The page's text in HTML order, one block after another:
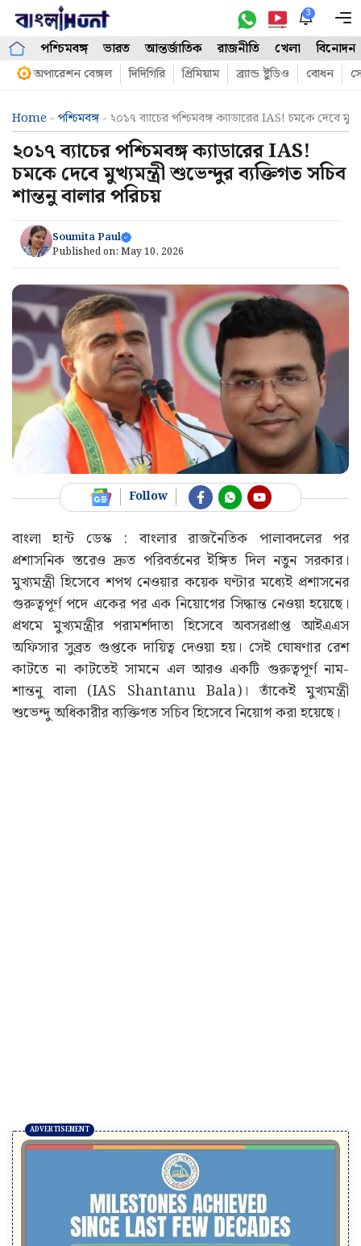
Skip
content
3
পশ্চিমবঙ্গ ভারত আন্তর্জাতিক রাজনীতি খেলা বিনোদন
অপারেশন বেঙ্গল দিদিগিরি প্রিমিয়াম ব্র্যান্ড ষ্টুডিও বোধন
Home - পশ্চিমবঙ্গ- ২০১৭ ব্যাচের পশ্চিমবঙ্গ ক্যাডারের IAS! চমকে দেবে
২০১৭ ব্যাচের পশ্চিমবঙ্গ ক্যাডারের IAS!
চমকে দেবে মুখ্যমন্ত্রী শুভেন্দুর ব্যক্তিগত সচিব
শান্তনু বালার পরিচয়
Soumita Paul
Published on: May 10, 2026
Follow
বাংলা হান্ট ডেস্ক : বাংলার রাজনৈতিক পালাবদলের পর
প্রশাসনিক স্তরেও দ্রুত পরিবর্তনের ইঙ্গিত দিল নতুন সরকার।
মুখ্যমন্ত্রী হিসেবে শপথ নেওয়ার কয়েক ঘণ্টার মধ্যেই প্রশাসনের
গুরুত্বপূর্ণ পদে একের পর এক নিয়োগের সিদ্ধান্ত নেওয়া হয়েছে।
প্রথমে মুখ্যমন্ত্রীর পরামর্শদাতা হিসেবে অবসরপ্রাপ্ত আইএএস
অফিসার সুব্রত গুপ্তকে দায়িত্ব দেওয়া হয়। সেই ঘোষণার রেশ
কাটতে না কাটতেই সামনে এল আরও একটি গুরুত্বপূর্ণ নাম-
শান্তনু বালা (IAS Shantanu Bala)। তাঁকেই মুখ্যমন্ত্রী
শুভেন্দু অধিকারীর ব্যক্তিগত সচিব হিসেবে নিয়োগ করা হয়েছে।